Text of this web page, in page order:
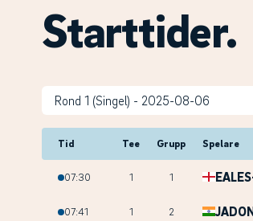
Starttider.
Tid Tee Grupp Spelare
07:30 1 1
07:41 1 2